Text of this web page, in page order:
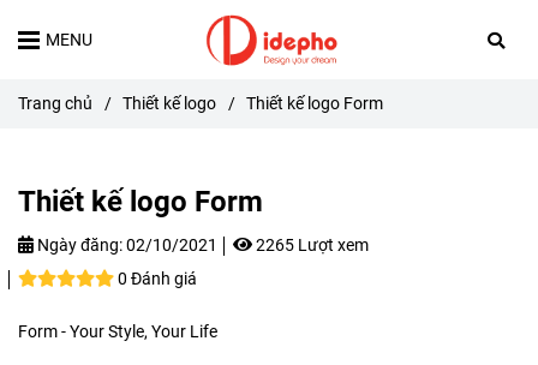
MENU
Trang chủ / Thiết kế logo / Thiết kế logo Form
Thiết kế logo Form
Ngày đăng:02/10/2021
2265 Lượt xem
0 Đánh giá
Form - Your Style, Your Life